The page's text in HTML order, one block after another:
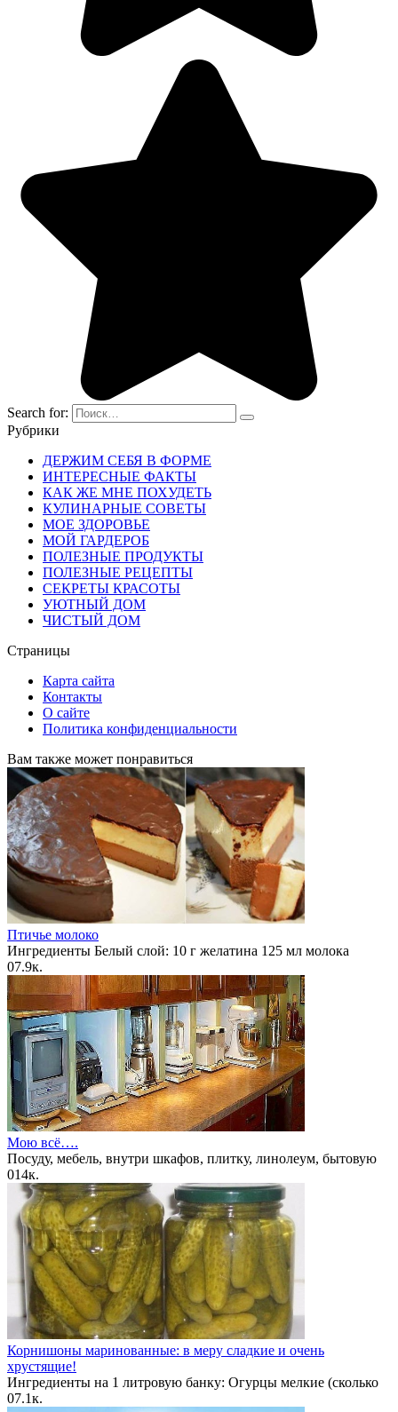
Search for:
Рубрики
ДЕРЖИМ СЕБЯ В ФОРМЕ
ИНТЕРЕСНЫЕ ФАКТЫ
КАК ЖЕ МНЕ ПОХУДЕТЬ
КУЛИНАРНЫЕ СОВЕТЫ
МОЕ ЗДОРОВЬЕ
МОЙ ГАРДЕРОБ
ПОЛЕЗНЫЕ ПРОДУКТЫ
ПОЛЕЗНЫЕ РЕЦЕПТЫ
СЕКРЕТЫ КРАСОТЫ
УЮТНЫЙ ДОМ
ЧИСТЫЙ ДОМ
Страницы
Карта сайта
Контакты
О сайте
Политика конфиденциальности
Вам также может понравиться
Птичье молоко
Ингредиенты Белый слой: 10 г желатина 125 мл молока
07.9к.
Мою всё….
Посуду, мебель, внутри шкафов, плитку, линолеум, бытовую
014к.
Корнишоны маринованные: в меру сладкие и очень
хрустящие!
Ингредиенты на 1 литровую банку: Огурцы мелкие (сколько
07.1к.